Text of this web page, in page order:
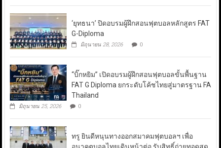
‘ยุทธนา’ ปิดอบรมผู้ฝึกสอนฟุตบอลหลักสูตร FAT
G-Diploma
มิถุนายน 28, 2026 0
“บิ๊กหยิม” เปิดอบรมผู้ฝึกสอนฟุตบอลขั้นพื้นฐาน
FAT G Diploma ยกระดับโค้ชไทยสู่มาตรฐาน FA
Thailand
มิถุนายน 25, 2026 0
ทรู ยินดีหนุนทางออกสมาคมฟุตบอลฯ เพื่อ